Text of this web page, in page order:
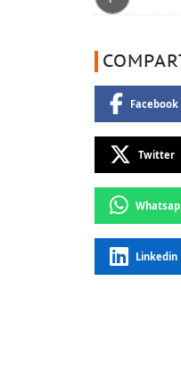
Facebook
Twitter
Linkedin